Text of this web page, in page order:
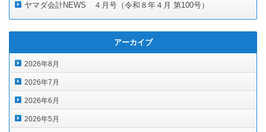
ヤマダ会計NEWS ４月号（令和８年４月 第100号）
アーカイブ
2026年8月
2026年7月
2026年6月
2026年5月